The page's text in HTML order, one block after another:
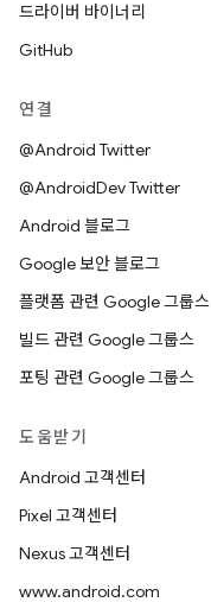
드라이버 바이너리
GitHub
연결
@Android Twitter
@AndroidDev Twitter
Android 블로그
Google 보안 블로그
플랫폼 관련 Google 그룹스
빌드 관련 Google 그룹스
포팅 관련 Google 그룹스
도움받기
Android 고객센터
Pixel 고객센터
Nexus 고객센터
www.android.com